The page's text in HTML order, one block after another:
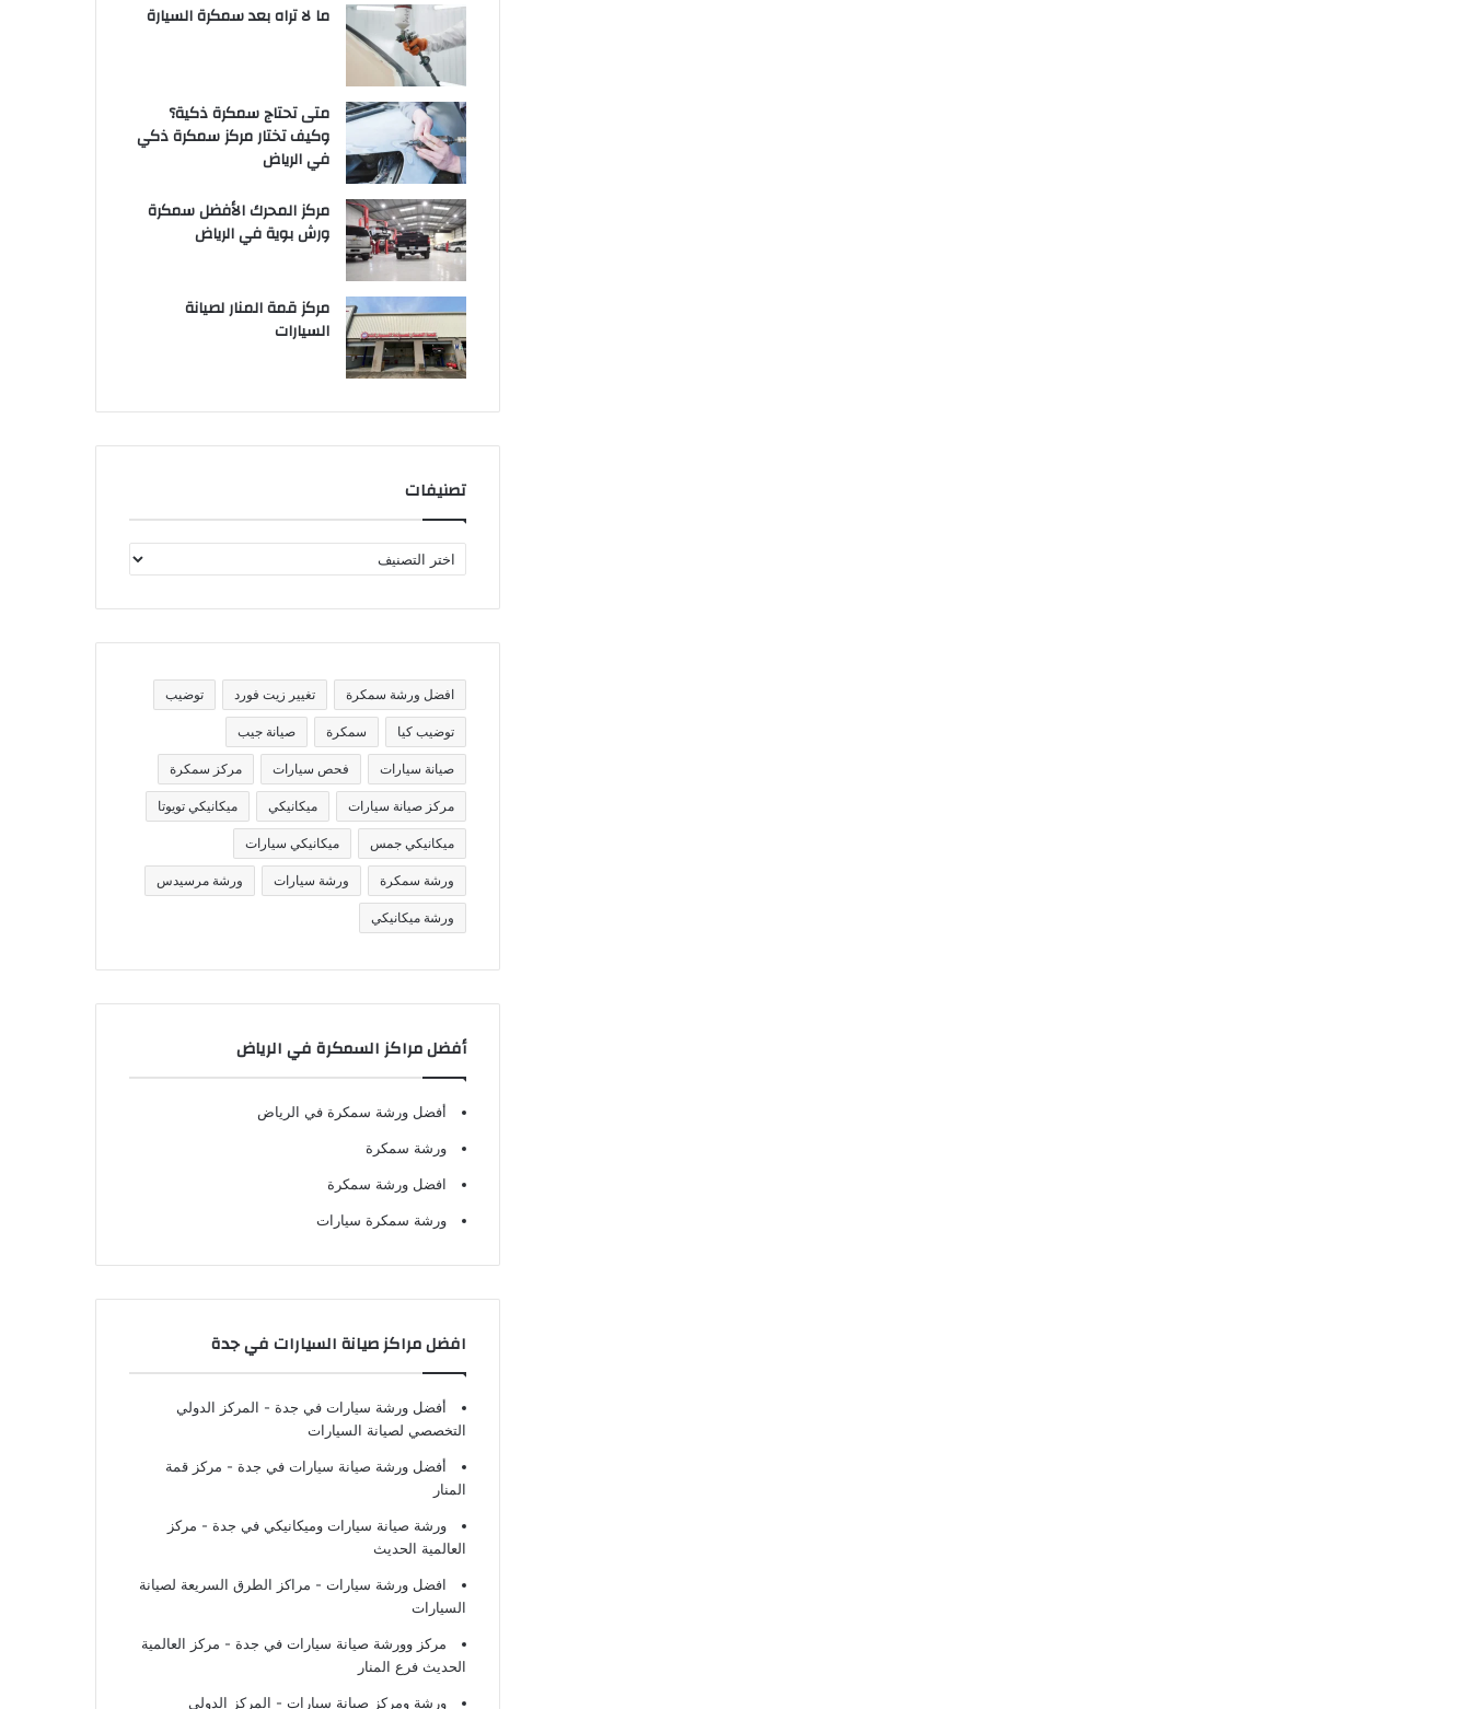
ما لا تراه بعد سمكرة السيارة
متى تحتاج سمكرة ذكية؟
وكيف تختار مركز سمكرة ذكي
في الرياض
مركز المحرك الأفضل سمكرة
ورش بوية في الرياض
مركز قمة المنار لصيانة
السيارات
تصنيفات
ص
ف
تافضل ورشة سمكرة تغيير زيت فورد توضيب
توضيب كيا سمكرة صيانة جيب
صيانة سيارات فحص سيارات مركز سمكرة
مركز صيانة سيارات ميكانيكي ميكانيكي تويوتا
ميكانيكي جمس ميكانيكي سيارات
ورشة سمكرة ورشة سيارات ورشة مرسيدس
ورشة ميكانيكي
أفضل مراكز السمكرة في الرياض
أفضل ورشة سمكرة في الرياض
ورشة سمكرة
افضل ورشة سمكرة
ورشة سمكرة سيارات
افضل مراكز صيانة السيارات في جدة
أفضل ورشة سيارات في جدة - المركز الدولي
التخصصي لصيانة السيارات
أفضل ورشة صيانة سيارات في جدة - مركز قمة
المنار
ورشة صيانة سيارات وميكانيكي في جدة - مركز
العالمية الحديث
افضل ورشة سيارات - مراكز الطرق السريعة لصيانة
السيارات
مركز وورشة صيانة سيارات في جدة - مركز العالمية
الحديث فرع المنار
ورشة ومركز صيانة سيارات - المركز الدولي